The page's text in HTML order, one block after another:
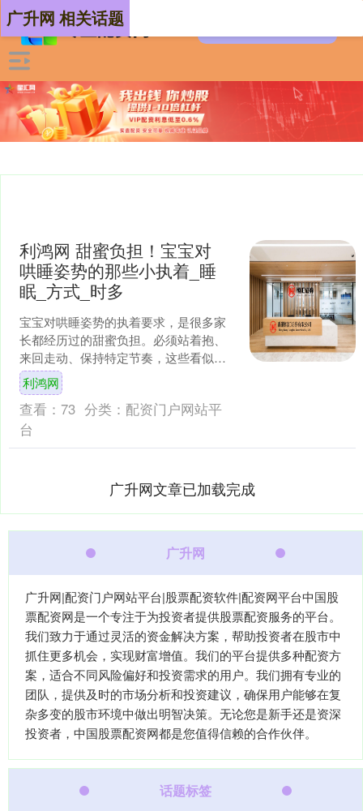
广升网 相关话题
利鸿网 甜蜜负担！宝宝对
哄睡姿势的那些小执着_睡
眠_方式_时多
宝宝对哄睡姿势的执着要求，是很多家
长都经历过的甜蜜负担。必须站着抱、
来回走动、保持特定节奏，这些看似苛
刻的入睡条件，其实是宝宝建立安全感
的一种方式。他们通过重复....
利鸿网
查看： 73 分类： 配资门户网站平
台
广升网文章已加载完成
广升网
广升网|配资门户网站平台|股票配资软件|配资网平台中国股
票配资网是一个专注于为投资者提供股票配资服务的平台。
我们致力于通过灵活的资金解决方案，帮助投资者在股市中
抓住更多机会，实现财富增值。我们的平台提供多种配资方
案，适合不同风险偏好和投资需求的用户。我们拥有专业的
团队，提供及时的市场分析和投资建议，确保用户能够在复
杂多变的股市环境中做出明智决策。无论您是新手还是资深
投资者，中国股票配资网都是您值得信赖的合作伙伴。
话题标签